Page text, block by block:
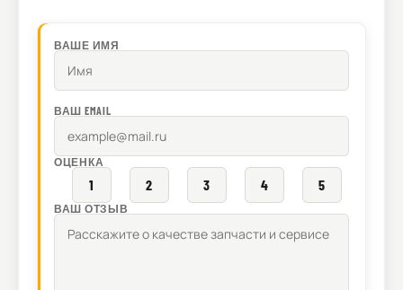
ВАШЕ ИМЯ
ВАШ EMAIL
ОЦЕНКА
1 2 3 4 5
ВАШ ОТЗЫВ